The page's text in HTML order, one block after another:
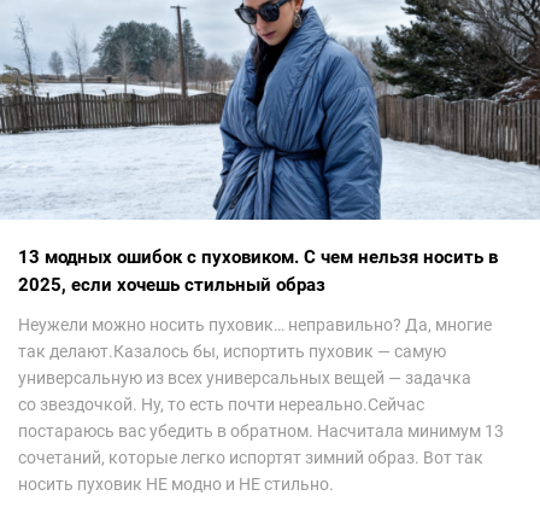
13 модных ошибок с пуховиком. С чем нельзя носить в
2025, если хочешь стильный образ
Неужели можно носить пуховик… неправильно? Да, многие
так делают.Казалось бы, испортить пуховик — самую
универсальную из всех универсальных вещей — задачка
со звездочкой. Ну, то есть почти нереально.Сейчас
постараюсь вас убедить в обратном. Насчитала минимум 13
сочетаний, которые легко испортят зимний образ. Вот так
носить пуховик НЕ модно и НЕ стильно.